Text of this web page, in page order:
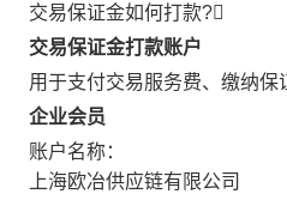
交易保证金如何打款?
交易保证金打款账户
用于支付交易服务费、缴纳
企业会员
账户名称：
上海欧冶供应链有限公司